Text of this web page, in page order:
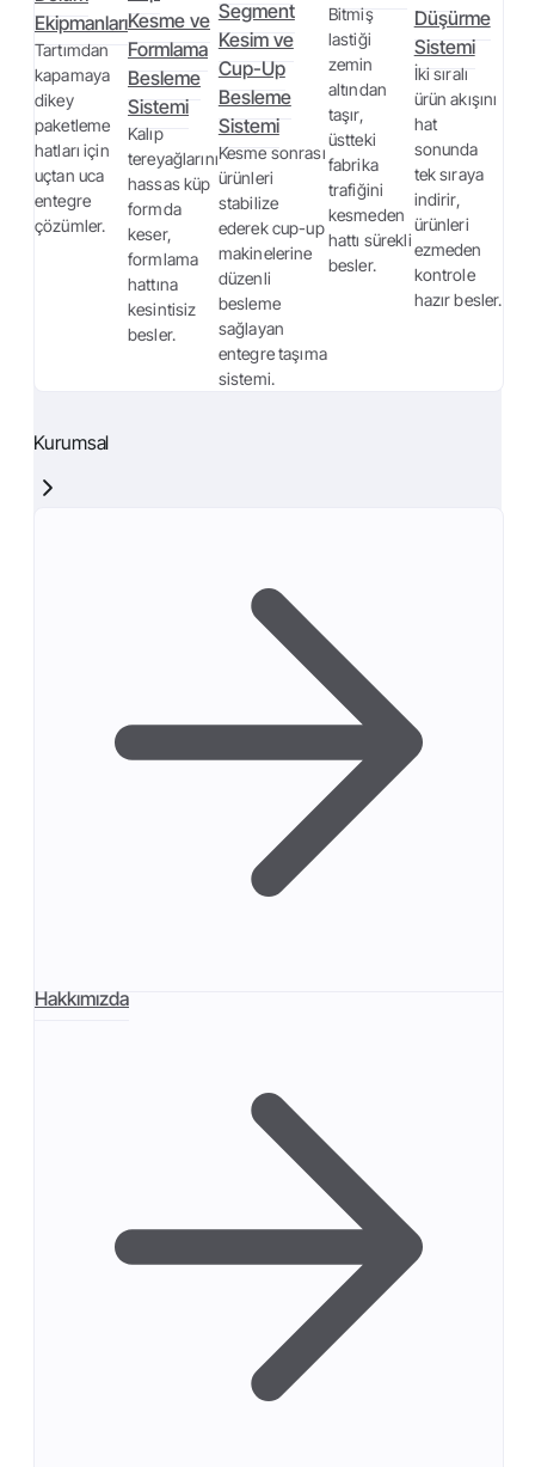
Ekipmanları
Tartımdan
kapamaya
dikey
paketleme
hatları için
uçtan uca
entegre
çözümler.
Kesme ve
Formlama
Besleme
Sistemi
Kalıp
tereyağlarını
hassas küp
formda
keser,
formlama
hattına
kesintisiz
besler.
Segment
Kesim ve
Cup-Up
Besleme
Sistemi
Kesme sonrası
ürünleri
stabilize
ederek cup-up
makinelerine
düzenli
besleme
sağlayan
entegre taşıma
sistemi.
Bitmiş
lastiği
zemin
altından
taşır,
üstteki
fabrika
trafiğini
kesmeden
hattı sürekli
besler.
Düşürme
Sistemi
İki sıralı
ürün akışını
hat
sonunda
tek sıraya
indirir,
ürünleri
ezmeden
kontrole
hazır besler.
Kurumsal
Hakkımızda